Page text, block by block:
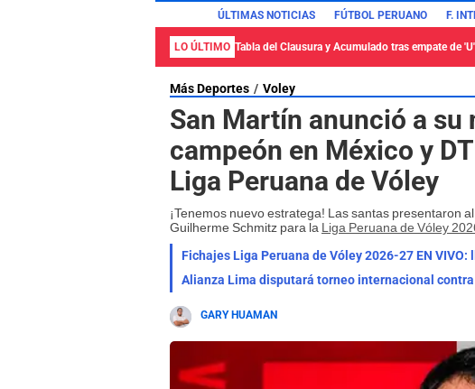
ÚLTIMAS NOTICIAS FÚTBOL PERUANO F.
LO ÚLTIMO Tabla del Clausura y Acumulado tras empate de
Más Deportes Voley
San Martín anunció a su
campeón en México y
Liga Peruana de Vóley
¡Tenemos nuevo estratega! Las santas presentaron
Guilherme Schmitz para la Liga Peruana de Vóley
Fichajes Liga Peruana de Vóley 2026-27 EN
Alianza Lima disputará torneo internacional
GARY HUAMAN